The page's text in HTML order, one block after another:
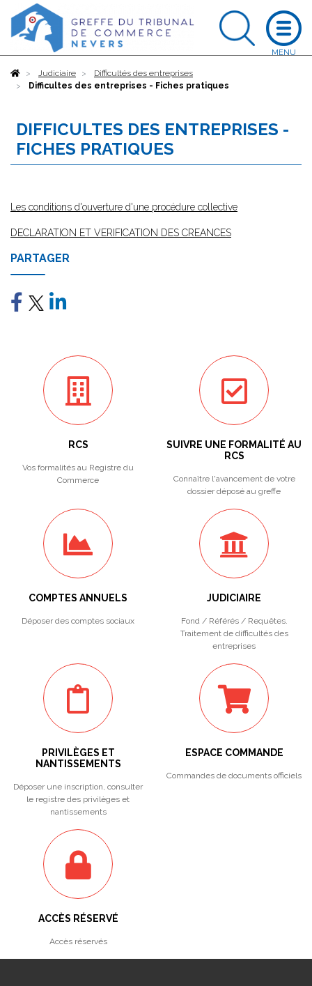
AccueilJudiciaire
Difficultés des entreprises
Difficultes des entreprises - Fiches pratiques
DIFFICULTES DES ENTREPRISES -
FICHES PRATIQUES
Les conditions d'ouverture d'une procédure collective
DECLARATION ET VERIFICATION DES CREANCES
PARTAGER
RCS
Vos formalités au Registre du
Commerce
SUIVRE UNE FORMALITÉ AU
RCS
Connaître l'avancement de votre
dossier déposé au greffe
COMPTES ANNUELS
Déposer des comptes sociaux
JUDICIAIRE
Fond / Référés / Requêtes.
Traitement de difficultés des
entreprises
PRIVILÈGES ET
NANTISSEMENTS
Déposer une inscription, consulter
le registre des privilèges et
nantissements
ESPACE COMMANDE
Commandes de documents officiels
ACCÈS RÉSERVÉ
Accès réservés